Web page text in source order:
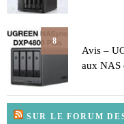
8
Avis –
aux NAS
SUR LE FORUM